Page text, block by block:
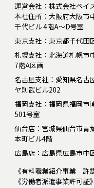
運営会社：株式会社ペイ
本社住所：大阪府大阪市
千代ビル 4階A～D号室
東京支社：東京都千代田
札幌支社：北海道札幌市
7階A区画
名古屋支社：愛知県名古
ヤ則武ビル202
福岡支社：福岡県福岡市
501号室
仙台店：宮城県仙台市青
本町ビル4階
広島店：広島県広島市中
《有料職業紹介事業 許
《労働者派遣事業許可